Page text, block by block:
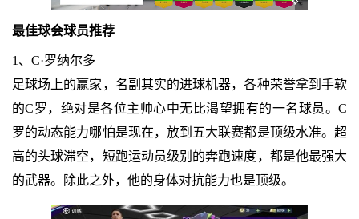
最佳球会球员推荐
1、C·罗纳尔多
足球场上的赢家，名副其实的进球机器，各种荣誉拿到手软
的C罗，绝对是各位主帅心中无比渴望拥有的一名球员。C
罗的动态能力哪怕是现在，放到五大联赛都是顶级水准。超
高的头球滞空，短跑运动员级别的奔跑速度，都是他最强大
的武器。除此之外，他的身体对抗能力也是顶级。